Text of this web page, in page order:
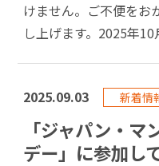
けません。ご不便をお
し上げます。2025年
2025.09.03 新着情
「ジャパン・
デー」に参加し